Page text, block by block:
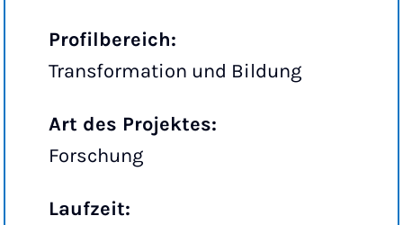
Profilbereich:
Transformation und Bildung
Art des Projektes:
Forschung
Laufzeit: